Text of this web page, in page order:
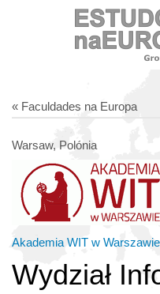
« Faculdades na Europa
Warsaw, Polónia
Akademia WIT w Warszawie
Wydział